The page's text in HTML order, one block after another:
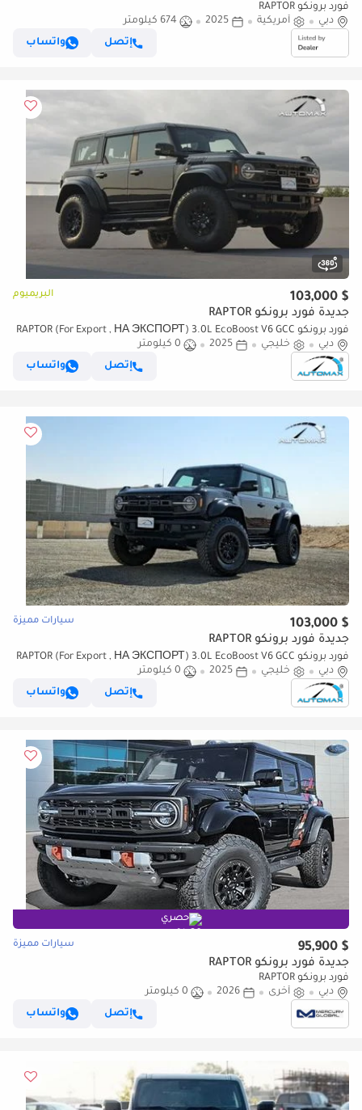
فورد برونكو RAPTOR
دبي
أمريكية 2025
674 كيلومتر
إتصل
واتساب
$ 103,000 البريميوم
جديدة فورد برونكو RAPTOR
فورد برونكو RAPTOR (For Export , НА ЭКСПОРТ) 3.0L EcoBoost V6 GCC
2025 Без пробега
دبي خليجي 2025
0 كيلومتر
إتصل
واتساب
$ 103,000 سيارات مميزة
جديدة فورد برونكو RAPTOR
فورد برونكو RAPTOR (For Export , НА ЭКСПОРТ) 3.0L EcoBoost V6 GCC
2025 Без пробега
دبي خليجي 2025
0 كيلومتر
إتصل
واتساب
حصري
$ 95,900 سيارات مميزة
جديدة فورد برونكو RAPTOR
فورد برونكو RAPTOR
دبي
أخرى 2026
0 كيلومتر
إتصل
واتساب